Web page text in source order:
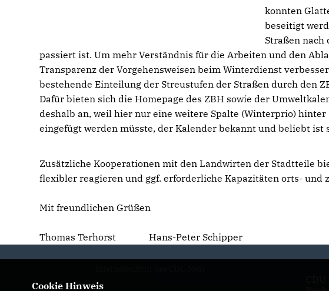
konnten
beseitigt
Straßen nach
passiert ist. Um mehr Verständnis für die Arbeiten und den
Transparenz der Vorgehensweisen beim Winterdienst
bestehende Einteilung der Streustufen der Straßen durch den
Dafür bieten sich die Homepage des ZBH sowie der
deshalb an, weil hier nur eine weitere Spalte (Winterprio)
eingefügt werden müsste, der Kalender bekannt und beliebt
Zusätzliche Kooperationen mit den Landwirten der Stadtteile
flexibler reagieren und ggf. erforderliche Kapazitäten orts- und
Mit freundlichen Grüßen
Thomas Terhorst Hans-Peter Schipper
Cookie Hinweis